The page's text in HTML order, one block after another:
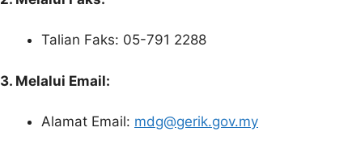
Talian Faks: 05-791 2288
3. Melalui Email:
Alamat Email: mdg@gerik.gov.my